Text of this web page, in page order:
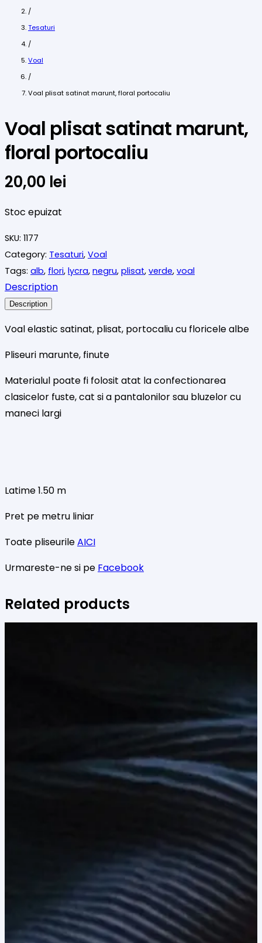
/
Tesaturi
/
Voal
/
Voal plisat satinat marunt, floral portocaliu
Voal plisat satinat marunt,
floral portocaliu
20,00 lei
Stoc epuizat
SKU: 1177
Category: Tesaturi, Voal
Tags: alb, flori, lycra, negru, plisat, verde, voal
Description
Description
Voal elastic satinat, plisat, portocaliu cu floricele albe
Pliseuri marunte, finute
Materialul poate fi folosit atat la confectionarea
clasicelor fuste, cat si a pantalonilor sau bluzelor cu
maneci largi
Latime 1.50 m
Pret pe metru liniar
Toate pliseurileAICI
Urmareste-ne si pe Facebook
Related products